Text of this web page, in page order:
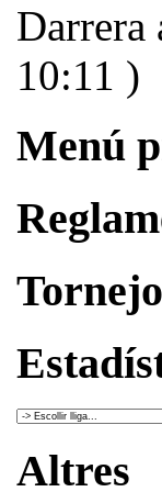
Darrera
10:11 )
Menú
Altres